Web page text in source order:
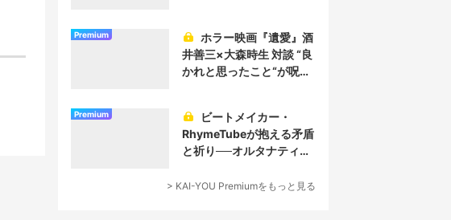
Premium
井善三×大森時生 対談 “良
かれと思ったこと“が呪い
Premium
RhymeTubeが抱える矛盾
と祈り──オルタナティブ
ューサー論
> KAI-YOU Premiumをもっと見る